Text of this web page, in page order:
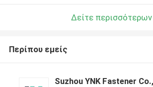
Δείτε περισσότερων
Περίπου εμείς
Suzhou YNK Fastener Co.,